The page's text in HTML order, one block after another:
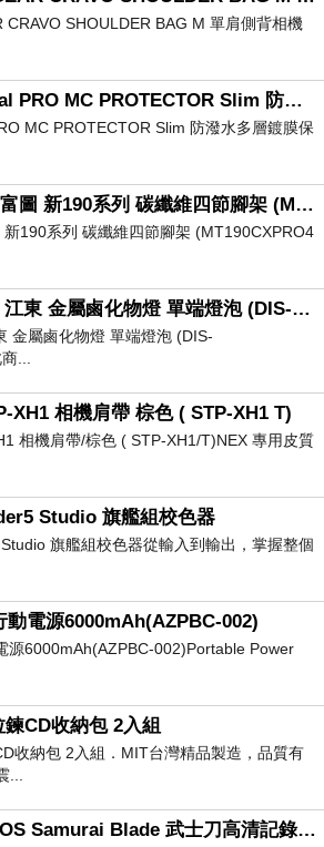
CRAVO SHOULDER BAG M 單肩側背相機
日本Kenko 肯高 Real PRO MC PROTECTOR Slim 防潑水多層鍍膜保護鏡 43mm
MC PROTECTOR Slim 防潑水多層鍍膜保
義大利Manfrotto 曼富圖 新190系列 碳纖維四節腳架 (MT190CXPRO4 )
190系列 碳纖維四節腳架 (MT190CXPRO4
【客訂】日本KOTO 江東 金屬鹵化物燈 單端燈泡 (DIS-180H)
金屬鹵化物燈 單端燈泡 (DIS-
...
XH1 相機肩帶 棕色 ( STP-XH1 T)
相機肩帶/棕色 ( STP-XH1/T)NEX 專用皮質
Studio 旗艦組校色器
旗艦組校色器從輸入到輸出，掌握整個
電源6000mAh(AZPBC-002)
源6000mAh(AZPBC-002)Portable Power
CD收納包 2入組
收納包 2入組．MIT台灣精品製造，品質有
【客訂】澳洲ATOMOS Samurai Blade 武士刀高清記錄器 (ATOMSMB001)